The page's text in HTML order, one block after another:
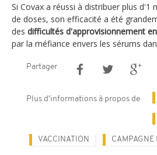
Si Covax a réussi à distribuer plus d'1
de doses, son efficacité a été
des difficultés d'approvisionnement
par la méfiance envers les sérums
Partager
Plus d'informations à propos de
VACCINATION CAMPAGNE